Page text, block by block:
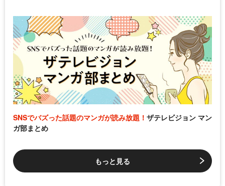
SNSでバズった話題のマンガが読み放題！ ザテレビジョン マン
ガ部まとめ
もっと見る